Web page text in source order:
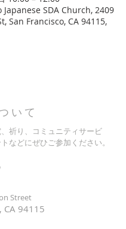
Japanese SDA Church, 2409
San Francisco, CA 94115,
いて
祈り、コミュニティサービ
などにぜひご参加ください。
Street
CA 94115